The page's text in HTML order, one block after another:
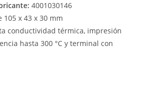
4001030146
105 x 43 x 30 mm
conductividad térmica, impresión
hasta 300 °C y terminal con